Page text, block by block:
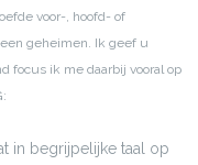
voor-, hoofd- of
geheimen. Ik geef u
focus ik me daarbij vooral op
in begrijpelijke taal op